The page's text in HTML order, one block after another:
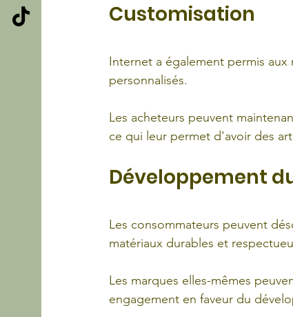
Customisation
Internet a également permis
personnalisés.
Les acheteurs peuvent
ce qui leur permet d'avoir des
Développement
Les consommateurs peuvent
matériaux durables et
Les marques elles-mêmes
engagement en faveur du